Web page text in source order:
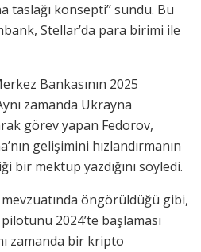
taslağı konsepti’’ sundu. Bu
Stellar’da para birimi ile
Bankasının 2025
zamanda Ukrayna
görev yapan Fedorov,
gelişimini hızlandırmanın
mektup yazdığını söyledi.
öngörüldüğü gibi,
2024’te başlaması
zamanda bir kripto